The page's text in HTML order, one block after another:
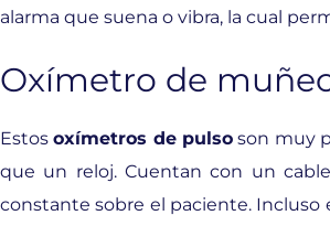
alarma que suena o vibra, la cual
Oxímetro de
Estosoxímetros de pulsoson muy
que un reloj. Cuentan con un
constante sobre el paciente.